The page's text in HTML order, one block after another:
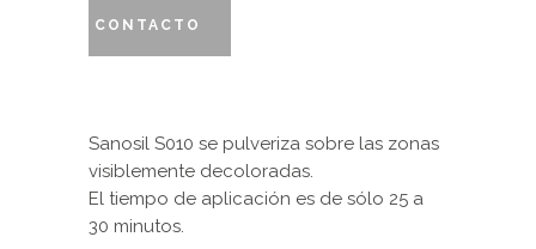
CONTACTO
Sanosil S010 se pulveriza sobre las zonas
visiblemente decoloradas.
El tiempo de aplicación es de sólo 25 a
30 minutos.